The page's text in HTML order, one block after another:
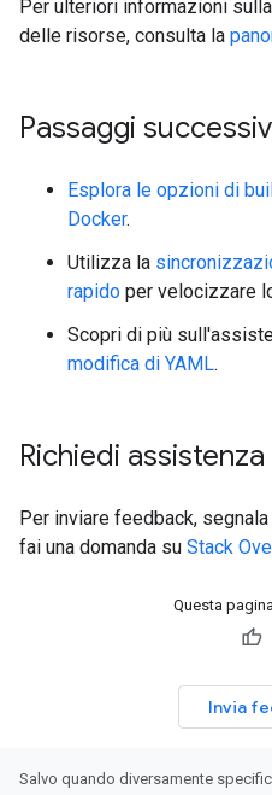
Per ulteriori informazioni
delle risorse, consulta la
Passaggi
Esplora le opzioni di
Docker.
Utilizza la
rapido per velocizzare
Scopri di più
modifica di YAML.
Richiedi assistenza
Per inviare feedback,
fai una domanda su Stack
Questa
Invia
Salvo quando diversamente